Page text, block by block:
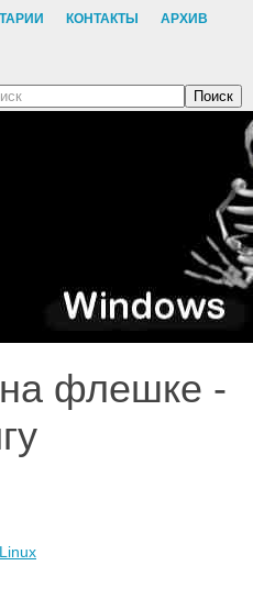
КОНТАКТЫ АРХИВ
Поиск
флешке -